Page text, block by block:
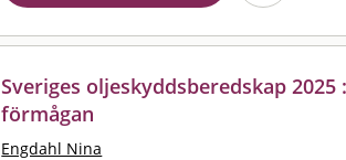
Sveriges oljeskyddsberedskap
förmågan
Engdahl Nina